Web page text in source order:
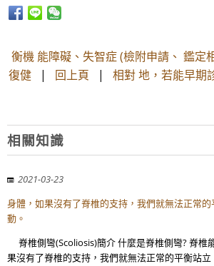
衡機 能障礙、失智症 (檢附申請、 鑑定
復健 | 回上頁 | 相對 地，若能早期
相關知識
2021-03-23
身體，如果沒有了脊椎的支持，我們就無法正常
動。
脊椎側彎(Scoliosis)簡介 什麼是脊椎側彎? 脊椎
果沒有了脊椎的支持，我們就無法正常的平衡站